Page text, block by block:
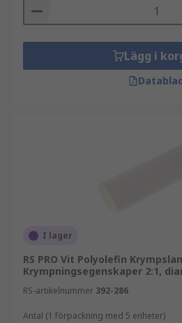
Lägg i
I lager
RS PRO Vit Polyolefin
Krympningsegenskaper 2:1,
RS-artikelnummer 392-286
Antal (1 förpackning med 5 enheter)